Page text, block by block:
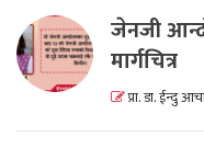
जेनजी
मार्गचित्र
प्रा. डा. ईन्दु